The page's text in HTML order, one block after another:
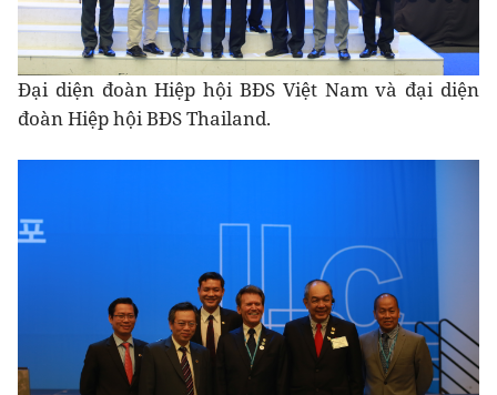
Đại diện đoàn Hiệp hội BĐS Việt Nam và đại diện
đoàn Hiệp hội BĐS Thailand.